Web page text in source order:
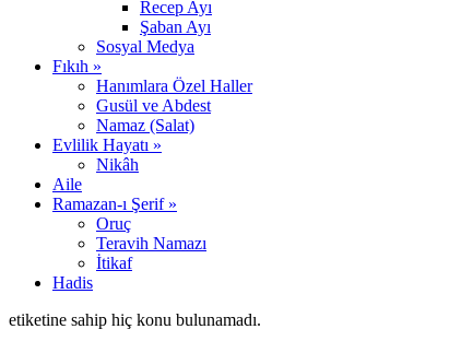
Recep Ayı
Şaban Ayı
Sosyal Medya
Fıkıh »
Hanımlara Özel Haller
Gusül ve Abdest
Namaz (Salat)
Evlilik Hayatı »
Nikâh
Aile
Ramazan-ı Şerif »
Oruç
Teravih Namazı
İtikaf
Hadis
etiketine sahip hiç konu bulunamadı.